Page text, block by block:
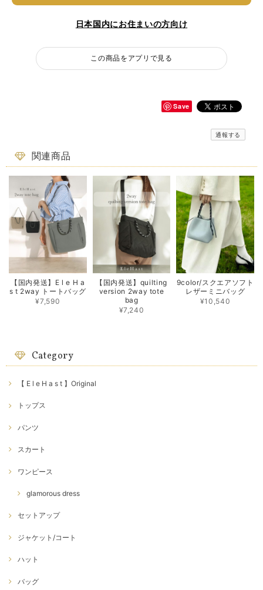
日本国内にお住まいの方向け
この商品をアプリで見る
Save
通報する
関連商品
【国内発送】E l e H a
s t 2way トートバッグ
¥7,590
【国内発送】quilting
version 2way tote
bag
¥7,240
9color/スクエアソフト
レザーミニバッグ
¥10,540
Category
【 E l e H a s t 】Original
トップス
パンツ
スカート
ワンピース
glamorous dress
セットアップ
ジャケット/コート
ハット
バッグ